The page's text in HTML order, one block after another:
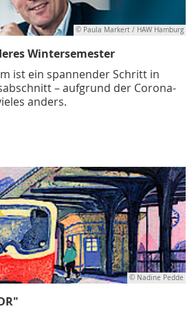
© Paula Markert / HAW Hamburg
Wintersemester
ist ein spannender Schritt in
– aufgrund der Corona-
anders.
© Nadine Pedde